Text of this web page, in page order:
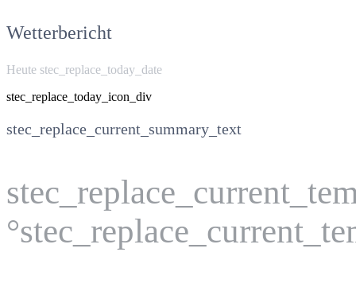
Wetterbericht
Heute stec_replace_today_date
stec_replace_today_icon_div
stec_replace_current_summary_text